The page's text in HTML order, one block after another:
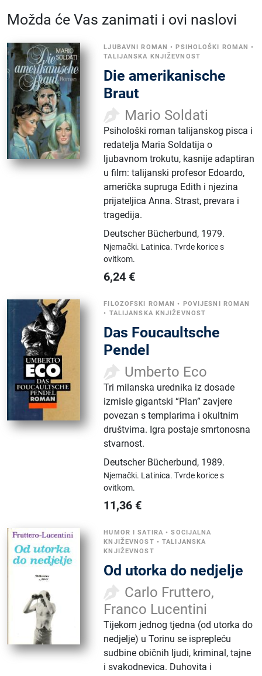
Možda će Vas zanimati i ovi naslovi
LJUBAVNI ROMAN •PSIHOLOŠKI ROMAN •
TALIJANSKA KNJIŽEVNOST
Die amerikanische
Braut
Mario Soldati
Psihološki roman talijanskog pisca i
redatelja Maria Soldatija o
ljubavnom trokutu, kasnije adaptiran
u film: talijanski profesor Edoardo,
američka supruga Edith i njezina
prijateljica Anna. Strast, prevara i
tragedija.
Deutscher Bücherbund, 1979.
Njemački. Latinica.Tvrde korice s
ovitkom.
6,24 €
FILOZOFSKI ROMAN • POVIJESNI ROMAN
• TALIJANSKA KNJIŽEVNOST
Das Foucaultsche
Pendel
Umberto Eco
Tri milanska urednika iz dosade
izmisle gigantski “Plan” zavjere
povezan s templarima i okultnim
društvima. Igra postaje smrtonosna
stvarnost.
Deutscher Bücherbund, 1989.
Njemački. Latinica.Tvrde korice s
ovitkom.
11,36 €
HUMOR I SATIRA •SOCIJALNA
KNJIŽEVNOST •TALIJANSKA
KNJIŽEVNOST
Od utorka do nedjelje
Carlo Fruttero,
Franco Lucentini
Tijekom jednog tjedna (od utorka do
nedjelje) u Torinu se isprepleću
sudbine običnih ljudi, kriminal, tajne
i svakodnevica. Duhovita i